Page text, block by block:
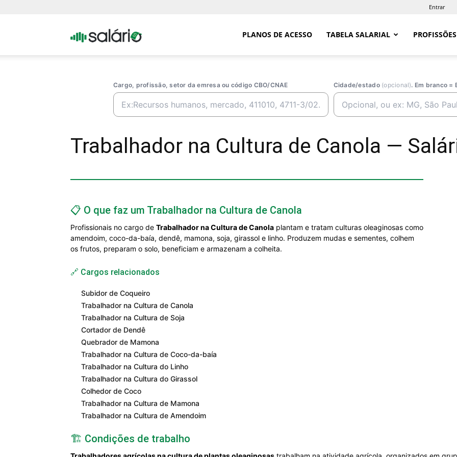
Entrar
Portal PLANOS DE ACESSO TABELA SALARIAL PROFISSÕES
Cargo, profissão, setor da emresa ou código CBO/CNAE Cidade/estado (opcional). Em branco =
Trabalhador na Cultura de Canola —
📋 O que faz um Trabalhador na Cultura de Canola
Profissionais no cargo de Trabalhador na Cultura de Canola plantam e tratam culturas oleaginosas como
amendoim, coco-da-baía, dendê, mamona, soja, girassol e linho. Produzem mudas e sementes, colhem
os frutos, preparam o solo, beneficiam e armazenam a colheita.
🔗 Cargos relacionados
Subidor de Coqueiro
Trabalhador na Cultura de Canola
Trabalhador na Cultura de Soja
Cortador de Dendê
Quebrador de Mamona
Trabalhador na Cultura de Coco-da-baía
Trabalhador na Cultura do Linho
Trabalhador na Cultura do Girassol
Colhedor de Coco
Trabalhador na Cultura de Mamona
Trabalhador na Cultura de Amendoim
🏗️ Condições de trabalho